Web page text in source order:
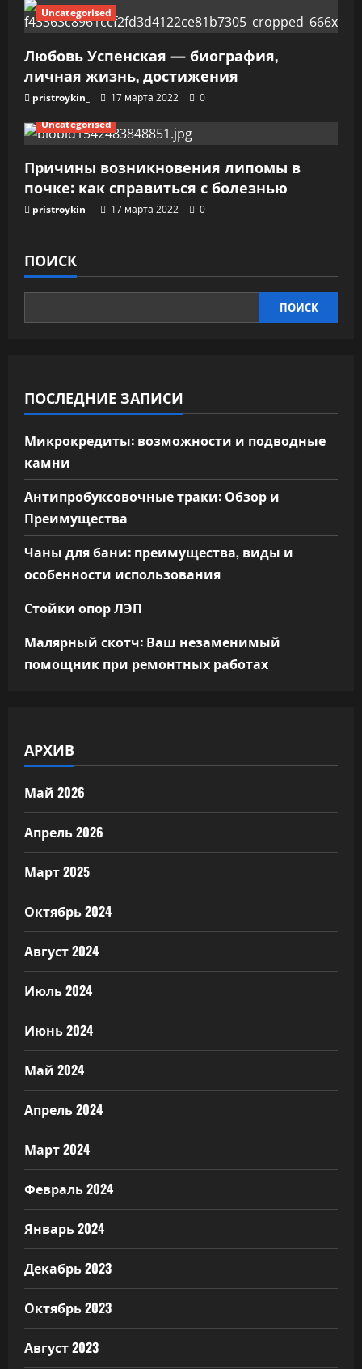
мUncategorised
Любовь Успенская — биография,
личная жизнь, достижения
pristroykin_ 17 марта 2022
0
Uncategorised
Причины возникновения липомы в
почке: как справиться с болезнью
pristroykin_ 17 марта 2022 0
ПОИСК
ПОИСК
ПОСЛЕДНИЕ ЗАПИСИ
Микрокредиты: возможности и подводные
камни
Антипробуксовочные траки: Обзор и
Преимущества
Чаны для бани: преимущества, виды и
особенности использования
Стойки опор ЛЭП
Малярный скотч: Ваш незаменимый
помощник при ремонтных работах
АРХИВ
Май 2026
Апрель 2026
Март 2025
Октябрь 2024
Август 2024
Июль 2024
Июнь 2024
Май 2024
Апрель 2024
Март 2024
Февраль 2024
Январь 2024
Декабрь 2023
Октябрь 2023
Август 2023